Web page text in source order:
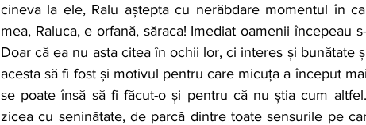
cineva la ele, Ralu aștepta cu nerăbdare momentul în
mea, Raluca, e orfană, săraca! Imediat oamenii începeau
Doar că ea nu asta citea în ochii lor, ci interes și bunătate
acesta să fi fost și motivul pentru care micuța a început
se poate însă să fi făcut-o și pentru că nu știa cum
zicea cu seninătate, de parcă dintre toate sensurile pe